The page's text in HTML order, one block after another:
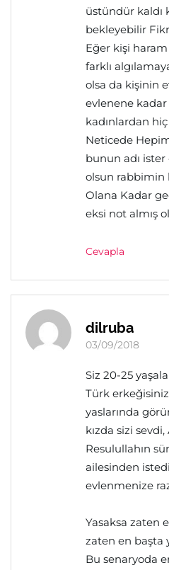
üstündür kaldı
bekleyebilir
Eğer kişi
farklı
olsa da kişinin
evlenene
kadınlardan
Neticede
bunun adı
olsun rabbimin
Olana Kadar
eksi not almış
Cevapla
dilruba
03/09/2018
Siz 20-25
Türk
yaslarında
kızda sizi
Resulullahın
ailesinden
evlenmenize
Yasaksa zaten
zaten en başta
Bu senaryoda